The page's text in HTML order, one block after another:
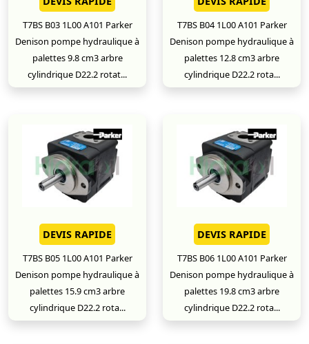
T7BS B03 1L00 A101 Parker
Denison pompe hydraulique à
palettes 9.8 cm3 arbre
cylindrique D22.2 rotat...
T7BS B04 1L00 A101 Parker
Denison pompe hydraulique à
palettes 12.8 cm3 arbre
cylindrique D22.2 rota...
DEVIS RAPIDE
T7BS B05 1L00 A101 Parker
Denison pompe hydraulique à
palettes 15.9 cm3 arbre
cylindrique D22.2 rota...
DEVIS RAPIDE
T7BS B06 1L00 A101 Parker
Denison pompe hydraulique à
palettes 19.8 cm3 arbre
cylindrique D22.2 rota...